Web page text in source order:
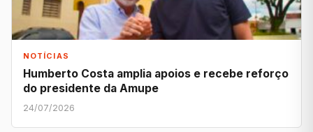
NOTÍCIAS
Humberto Costa amplia apoios e recebe reforço
do presidente da Amupe
24/07/2026